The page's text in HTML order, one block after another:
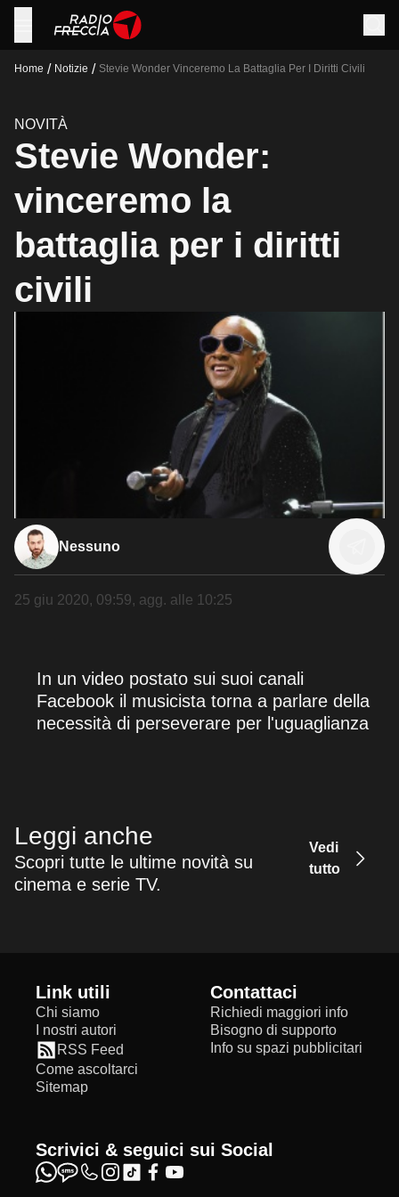
Home / Notizie / Stevie Wonder Vinceremo La Battaglia Per I Diritti Civili
NOVITÀ
Stevie Wonder:
vinceremo la
battaglia per i diritti
civili
Nessuno
25 giu 2020, 09:59, agg. alle 10:25
In un video postato sui suoi canali
Facebook il musicista torna a parlare della
necessità di perseverare per l'uguaglianza
Leggi anche
Scopri tutte le ultime novità su
cinema e serie TV.
Vedi
tutto
Link utili
Chi siamo
I nostri autori
RSS Feed
Come ascoltarci
Sitemap
Contattaci
Richiedi maggiori info
Bisogno di supporto
Info su spazi pubblicitari
Scrivici & seguici sui Social